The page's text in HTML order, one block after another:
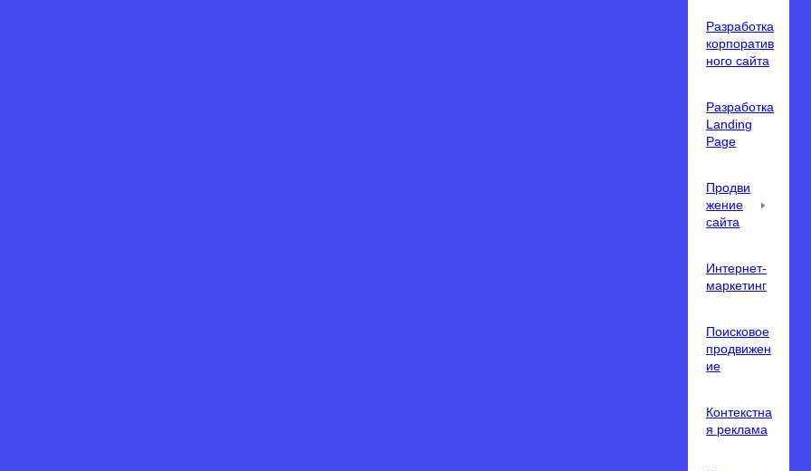
Разработка
корпоратив
ного сайта
Разработка
Landing
Page
Продви
жение
сайта
Интернет-
маркетинг
Поисковое
продвижен
ие
Контекстна
я реклама